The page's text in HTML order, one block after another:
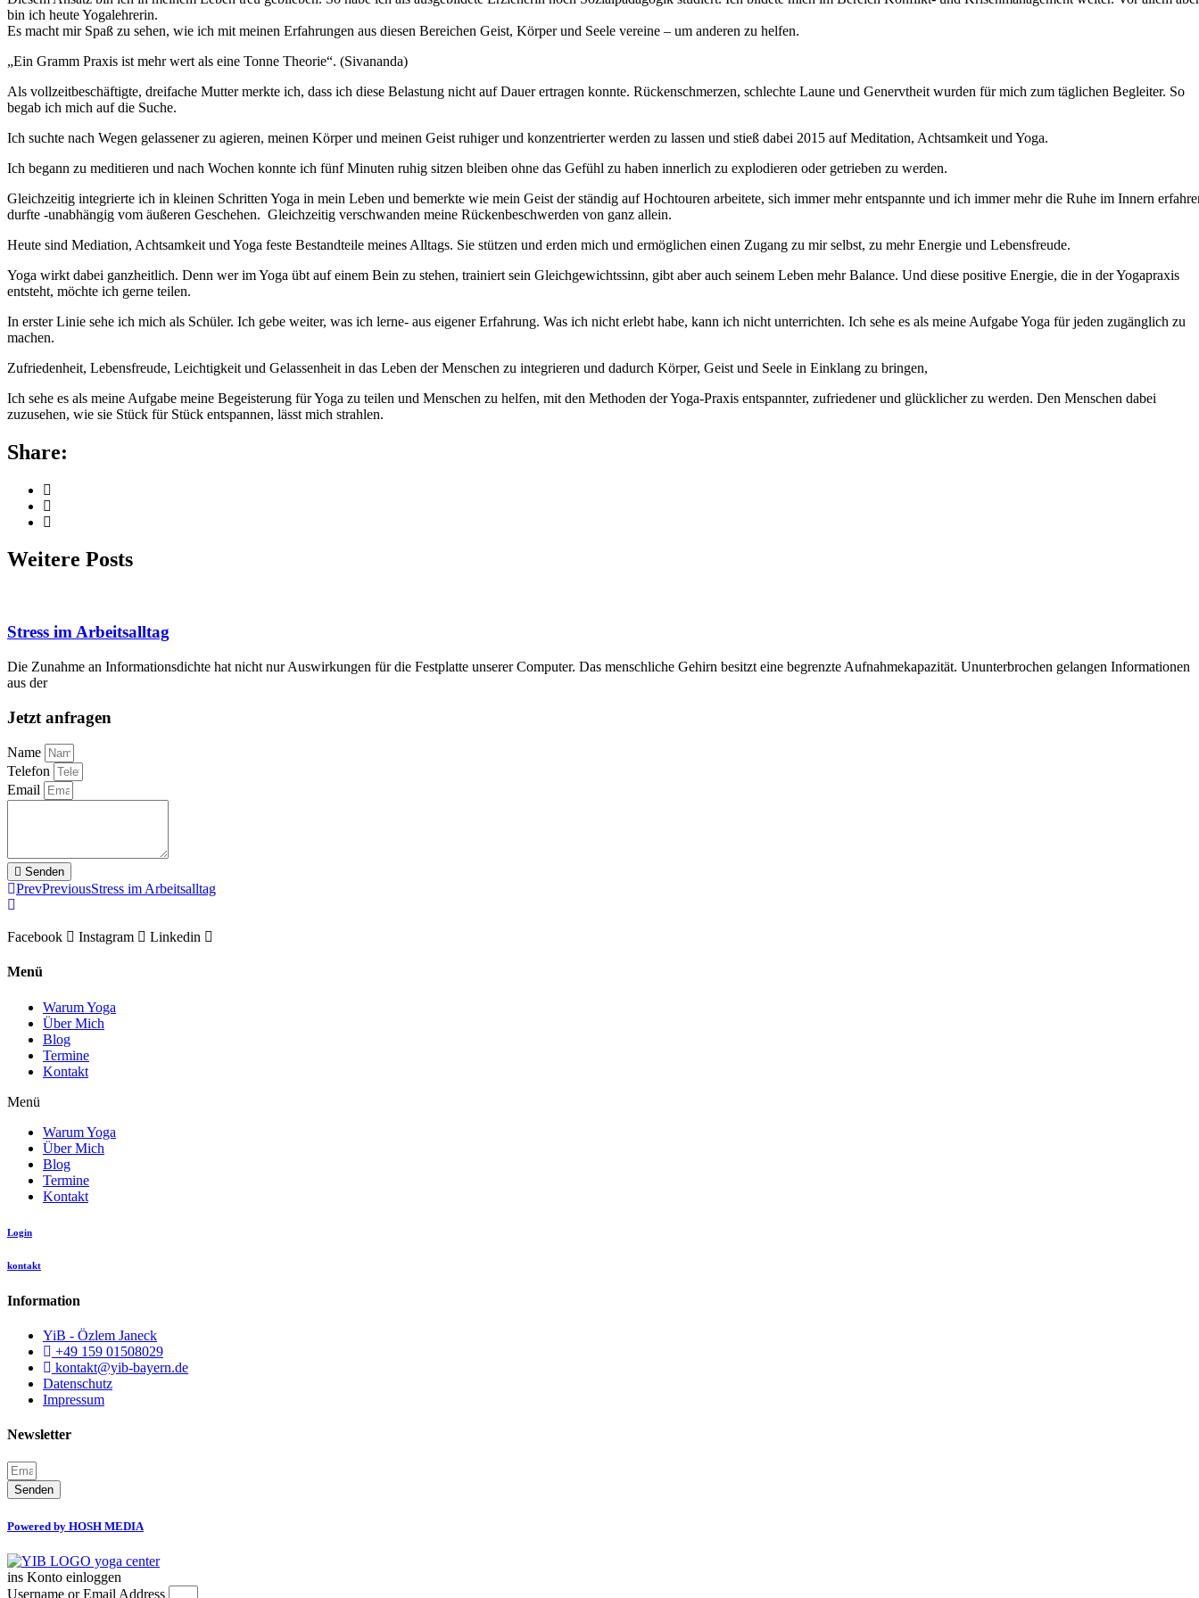
bin ich heute Yogalehrerin.
Es macht mir Spaß zu sehen, wie ich mit meinen Erfahrungen aus diesen Bereichen Geist, Körper und Seele vereine – um anderen zu helfen.
„Ein Gramm Praxis ist mehr wert als eine Tonne Theorie“. (Sivananda)
Als vollzeitbeschäftigte, dreifache Mutter merkte ich, dass ich diese Belastung nicht auf Dauer ertragen konnte. Rückenschmerzen, schlechte Laune und Genervtheit wurden für mich zum täglichen Begleiter. So
begab ich mich auf die Suche.
Ich suchte nach Wegen gelassener zu agieren, meinen Körper und meinen Geist ruhiger und konzentrierter werden zu lassen und stieß dabei 2015 auf Meditation, Achtsamkeit und Yoga.
Ich begann zu meditieren und nach Wochen konnte ich fünf Minuten ruhig sitzen bleiben ohne das Gefühl zu haben innerlich zu explodieren oder getrieben zu werden.
Gleichzeitig integrierte ich in kleinen Schritten Yoga in mein Leben und bemerkte wie mein Geist der ständig auf Hochtouren arbeitete, sich immer mehr entspannte und ich immer mehr die Ruhe im Innern
durfte -unabhängig vom äußeren Geschehen. Gleichzeitig verschwanden meine Rückenbeschwerden von ganz allein.
Heute sind Mediation, Achtsamkeit und Yoga feste Bestandteile meines Alltags. Sie stützen und erden mich und ermöglichen einen Zugang zu mir selbst, zu mehr Energie und Lebensfreude.
Yoga wirkt dabei ganzheitlich. Denn wer im Yoga übt auf einem Bein zu stehen, trainiert sein Gleichgewichtssinn, gibt aber auch seinem Leben mehr Balance. Und diese positive Energie, die in der Yogapraxis
entsteht, möchte ich gerne teilen.
In erster Linie sehe ich mich als Schüler. Ich gebe weiter, was ich lerne- aus eigener Erfahrung. Was ich nicht erlebt habe, kann ich nicht unterrichten. Ich sehe es als meine Aufgabe Yoga für jeden zugänglich zu
machen.
Zufriedenheit, Lebensfreude, Leichtigkeit und Gelassenheit in das Leben der Menschen zu integrieren und dadurch Körper, Geist und Seele in Einklang zu bringen,
Ich sehe es als meine Aufgabe meine Begeisterung für Yoga zu teilen und Menschen zu helfen, mit den Methoden der Yoga-Praxis entspannter, zufriedener und glücklicher zu werden. Den Menschen dabei
zuzusehen, wie sie Stück für Stück entspannen, lässt mich strahlen.
Share:
Weitere Posts
Stress im Arbeitsalltag
Die Zunahme an Informationsdichte hat nicht nur Auswirkungen für die Festplatte unserer Computer. Das menschliche Gehirn besitzt eine begrenzte Aufnahmekapazität. Ununterbrochen gelangen Informationen
aus der
Jetzt anfragen
Name
Telefon
Email
Senden
PrevPreviousStress im Arbeitsalltag
Facebook Instagram Linkedin
Menü
Warum Yoga
Über Mich
Blog
Termine
Kontakt
Menü
Warum Yoga
Über Mich
Blog
Termine
Kontakt
Login
kontakt
Information
YiB - Özlem Janeck
+49 159 01508029
kontakt@yib-bayern.de
Datenschutz
Impressum
Newsletter
Senden
Powered by HOSH MEDIA
ins Konto einloggen
Username or Email Address